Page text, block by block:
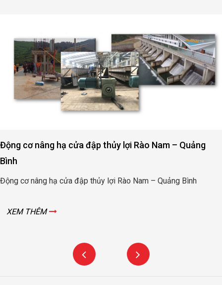
Động cơ nâng hạ cửa đập thủy lợi Rào Nam – Quảng
Bình
Động cơ nâng hạ cửa đập thủy lợi Rào Nam – Quảng Bình
XEM THÊM